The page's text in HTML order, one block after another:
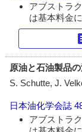
アブストラ
は基本料金
原油と石油製品
S. Schutte, J.
日本油化学会誌
アブストラ